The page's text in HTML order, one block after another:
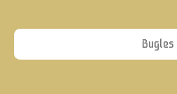
Bugles